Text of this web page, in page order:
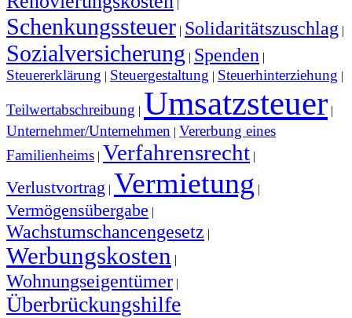
|
Schenkungssteuer | Solidaritätszuschlag |
Sozialversicherung | Spenden |
Steuererklärung | Steuergestaltung | Steuerhinterziehung |
Teilwertabschreibung | Umsatzsteuer |
Unternehmer/Unternehmen | Vererbung eines
Familienheims | Verfahrensrecht |
Verlustvortrag | Vermietung |
Vermögensübergabe |
Wachstumschancengesetz |
Werbungskosten |
Wohnungseigentümer |
Überbrückungshilfe